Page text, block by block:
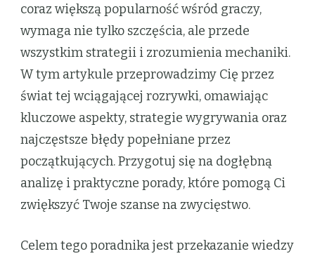
coraz większą popularność wśród graczy,
wymaga nie tylko szczęścia, ale przede
wszystkim strategii i zrozumienia mechaniki.
W tym artykule przeprowadzimy Cię przez
świat tej wciągającej rozrywki, omawiając
kluczowe aspekty, strategie wygrywania oraz
najczęstsze błędy popełniane przez
początkujących. Przygotuj się na dogłębną
analizę i praktyczne porady, które pomogą Ci
zwiększyć Twoje szanse na zwycięstwo.
Celem tego poradnika jest przekazanie wiedzy